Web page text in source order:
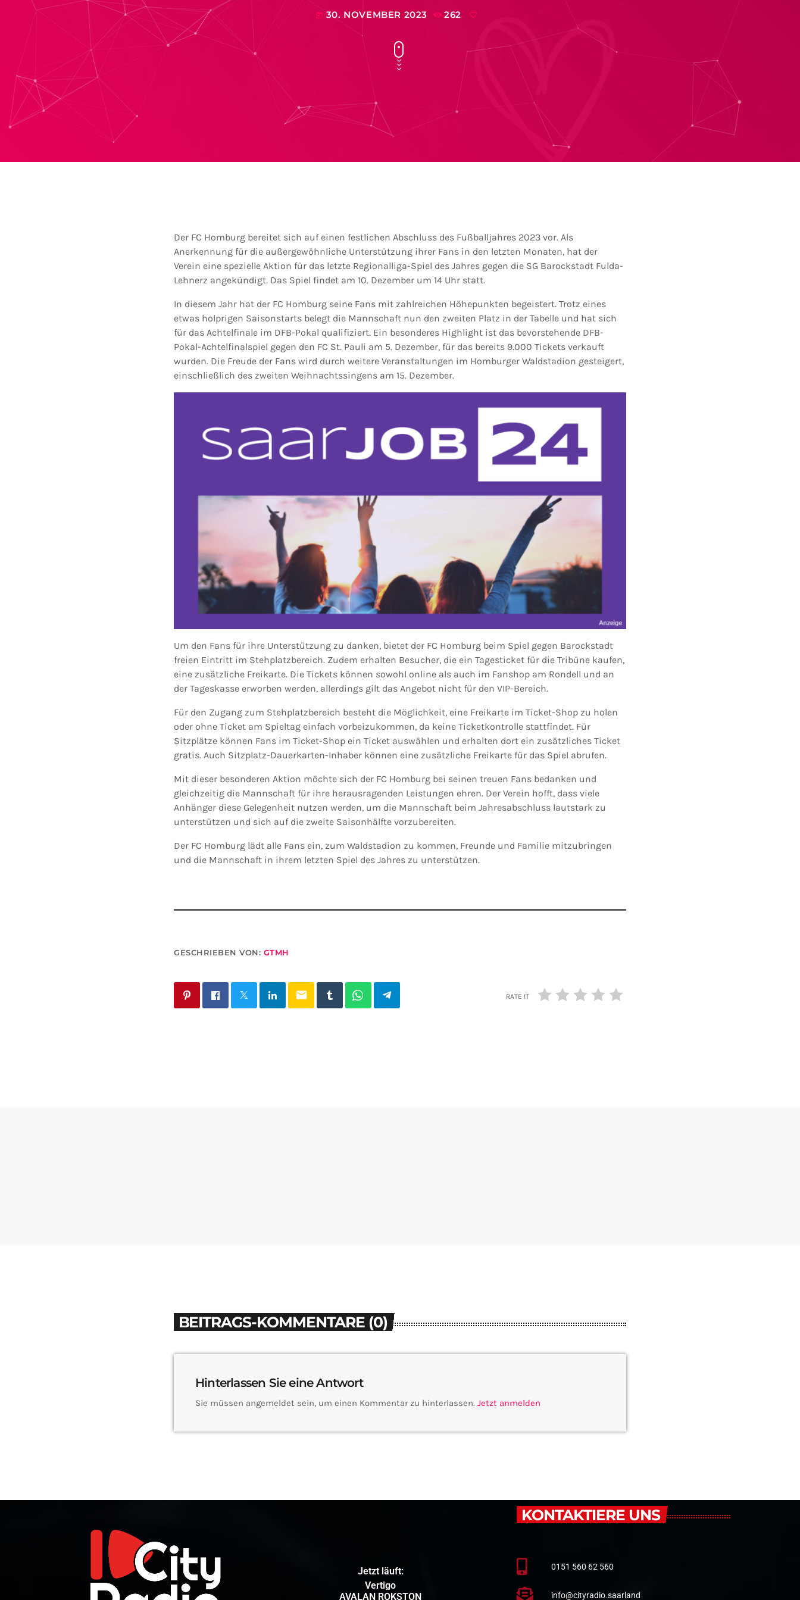
today 30. NOVEMBER 2023 262
Der FC Homburg bereitet sich auf einen festlichen Abschluss des Fußballjahres 2023 vor. Als
Anerkennung für die außergewöhnliche Unterstützung ihrer Fans in den letzten Monaten, hat der
Verein eine spezielle Aktion für das letzte Regionalliga-Spiel des Jahres gegen die SG Barockstadt Fulda-
Lehnerz angekündigt. Das Spiel findet am 10. Dezember um 14 Uhr statt.
In diesem Jahr hat der FC Homburg seine Fans mit zahlreichen Höhepunkten begeistert. Trotz eines
etwas holprigen Saisonstarts belegt die Mannschaft nun den zweiten Platz in der Tabelle und hat sich
für das Achtelfinale im DFB-Pokal qualifiziert. Ein besonderes Highlight ist das bevorstehende DFB-
Pokal-Achtelfinalspiel gegen den FC St. Pauli am 5. Dezember, für das bereits 9.000 Tickets verkauft
wurden. Die Freude der Fans wird durch weitere Veranstaltungen im Homburger Waldstadion gesteigert,
einschließlich des zweiten Weihnachtssingens am 15. Dezember.
Um den Fans für ihre Unterstützung zu danken, bietet der FC Homburg beim Spiel gegen Barockstadt
freien Eintritt im Stehplatzbereich. Zudem erhalten Besucher, die ein Tagesticket für die Tribüne kaufen,
eine zusätzliche Freikarte. Die Tickets können sowohl online als auch im Fanshop am Rondell und an
der Tageskasse erworben werden, allerdings gilt das Angebot nicht für den VIP-Bereich.
Für den Zugang zum Stehplatzbereich besteht die Möglichkeit, eine Freikarte im Ticket-Shop zu holen
oder ohne Ticket am Spieltag einfach vorbeizukommen, da keine Ticketkontrolle stattfindet. Für
Sitzplätze können Fans im Ticket-Shop ein Ticket auswählen und erhalten dort ein zusätzliches Ticket
gratis. Auch Sitzplatz-Dauerkarten-Inhaber können eine zusätzliche Freikarte für das Spiel abrufen.
Mit dieser besonderen Aktion möchte sich der FC Homburg bei seinen treuen Fans bedanken und
gleichzeitig die Mannschaft für ihre herausragenden Leistungen ehren. Der Verein hofft, dass viele
Anhänger diese Gelegenheit nutzen werden, um die Mannschaft beim Jahresabschluss lautstark zu
unterstützen und sich auf die zweite Saisonhälfte vorzubereiten.
Der FC Homburg lädt alle Fans ein, zum Waldstadion zu kommen, Freunde und Familie mitzubringen
und die Mannschaft in ihrem letzten Spiel des Jahres zu unterstützen.
GESCHRIEBEN VON: GTMH
email RATE IT
BEITRAGS-KOMMENTARE (0)
Hinterlassen Sie eine Antwort
Sie müssen angemeldet sein, um einen Kommentar zu hinterlassen. Jetzt anmelden
Jetzt läuft:
Vertigo
AVALAN ROKSTON
KONTAKTIERE UNS
0151 560 62 560
info@cityradio.saarland